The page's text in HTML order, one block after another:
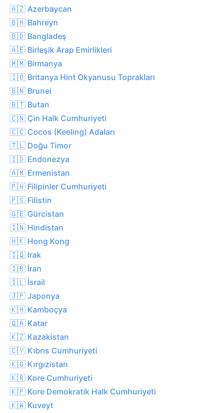
🇦🇿 Azerbaycan
🇧🇭 Bahreyn
🇧🇩 Bangladeş
🇦🇪 Birleşik Arap Emirlikleri
🇲🇲 Birmanya
🇮🇴 Britanya Hint Okyanusu Toprakları
🇧🇳 Brunei
🇧🇹 Butan
🇨🇳 Çin Halk Cumhuriyeti
🇨🇨 Cocos (Keeling) Adaları
🇹🇱 Doğu Timor
🇮🇩 Endonezya
🇦🇲 Ermenistan
🇵🇭 Filipinler Cumhuriyeti
🇵🇸 Filistin
🇬🇪 Gürcistan
🇮🇳 Hindistan
🇭🇰 Hong Kong
🇮🇶 Irak
🇮🇷 İran
🇮🇱 İsrail
🇯🇵 Japonya
🇰🇭 Kamboçya
🇶🇦 Katar
🇰🇿 Kazakistan
🇨🇾 Kıbrıs Cumhuriyeti
🇰🇬 Kırgızistan
🇰🇷 Kore Cumhuriyeti
🇰🇵 Kore Demokratik Halk Cumhuriyeti
🇰🇼 Kuveyt